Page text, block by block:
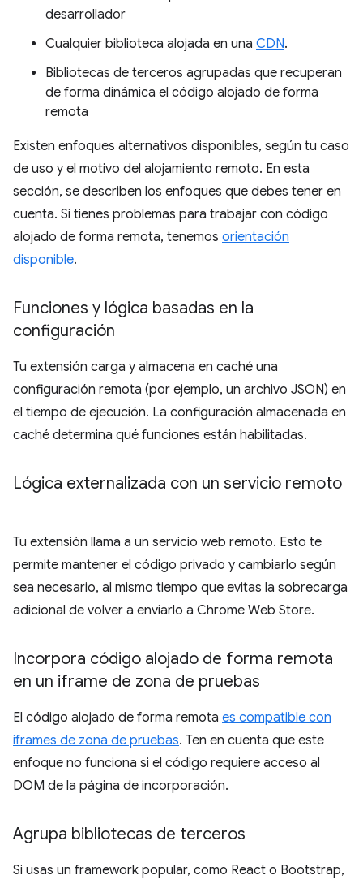
desarrollador
Cualquier biblioteca alojada en una CDN.
Bibliotecas de terceros agrupadas que recuperan
de forma dinámica el código alojado de forma
remota
Existen enfoques alternativos disponibles, según tu caso
de uso y el motivo del alojamiento remoto. En esta
sección, se describen los enfoques que debes tener en
cuenta. Si tienes problemas para trabajar con código
alojado de forma remota, tenemos orientación
disponible.
Funciones y lógica basadas en la
configuración
Tu extensión carga y almacena en caché una
configuración remota (por ejemplo, un archivo JSON) en
el tiempo de ejecución. La configuración almacenada en
caché determina qué funciones están habilitadas.
Lógica externalizada con un servicio remoto
Tu extensión llama a un servicio web remoto. Esto te
permite mantener el código privado y cambiarlo según
sea necesario, al mismo tiempo que evitas la sobrecarga
adicional de volver a enviarlo a Chrome Web Store.
Incorpora código alojado de forma remota
en un iframe de zona de pruebas
El código alojado de forma remota es compatible con
iframes de zona de pruebas. Ten en cuenta que este
enfoque no funciona si el código requiere acceso al
DOM de la página de incorporación.
Agrupa bibliotecas de terceros
Si usas un framework popular, como React o Bootstrap,